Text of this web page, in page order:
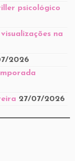
psicológico
na
2026
27/07/2026